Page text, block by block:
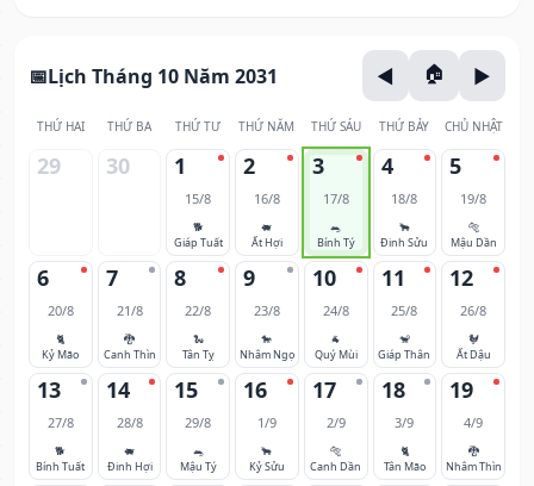
Lịch Tháng 10 Năm 2031
THỨ HAI THỨ BA THỨ TƯ THỨ NĂM THỨ SÁU THỨ BẢY CHỦ NHẬT
29 30 1
15/8
🐕
Giáp Tuất
2
16/8
🐖
Ất Hợi
3
17/8
🐀
Bính Tý
4
18/8
🐂
Đinh Sửu
5
19/8
🐅
Mậu Dần
6
20/8
🐈
Kỷ Mão
7
21/8
🐉
Canh Thìn
8
22/8
🐍
Tân Tỵ
9
23/8
🐎
Nhâm Ngọ
10
24/8
🐐
Quý Mùi
11
25/8
🐒
Giáp Thân
12
26/8
🐓
Ất Dậu
13
27/8
🐕
Bính Tuất
14
28/8
🐖
Đinh Hợi
15
29/8
🐀
Mậu Tý
16
1/9
🐂
Kỷ Sửu
17
2/9
🐅
Canh Dần
18
3/9
🐈
Tân Mão
19
4/9
🐉
Nhâm Thìn